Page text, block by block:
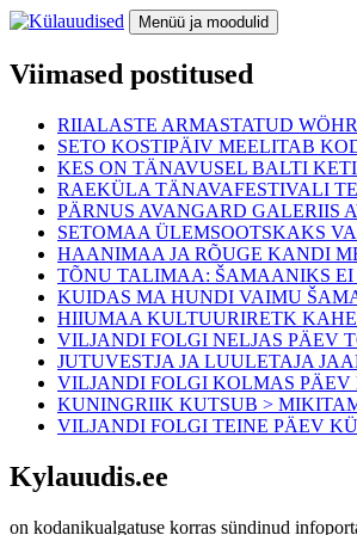
Liigu
juurde
Külauudised
Menüü ja moodulid
Viimased postitused
RIIALASTE ARMASTATUD
SETO KOSTIPÄIV MEELITAB
KES ON TÄNAVUSEL BALTI
RAEKÜLA TÄNAVAFESTIVALI
PÄRNUS AVANGARD GALERIIS
SETOMAA ÜLEMSOOTSKAKS
HAANIMAA JA RÕUGE KANDI
TÕNU TALIMAA: ŠAMAANIKS
KUIDAS MA HUNDI VAIMU
HIIUMAA KULTUURIRETK KAHE
VILJANDI FOLGI NELJAS PÄEV
JUTUVESTJA JA LUULETAJA
VILJANDI FOLGI KOLMAS
KUNINGRIIK KUTSUB >
VILJANDI FOLGI TEINE PÄEV
Kylauudis.ee
on kodanikualgatuse korras sündinud